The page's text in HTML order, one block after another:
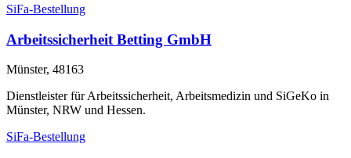
SiFa-Bestellung
Arbeitssicherheit Betting GmbH
Münster, 48163
Dienstleister für Arbeitssicherheit, Arbeitsmedizin und SiGeKo in
Münster, NRW und Hessen.
SiFa-Bestellung